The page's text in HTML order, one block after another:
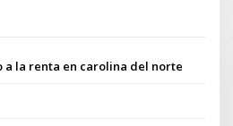
a la renta en carolina del norte